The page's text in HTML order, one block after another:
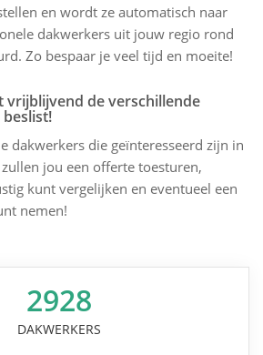
en wordt ze automatisch naar
dakwerkers uit jouw regio rond
Zo bespaar je veel tijd en moeite!
vrijblijvend de verschillende
dakwerkers die geïnteresseerd zijn in
jou een offerte toesturen,
kunt vergelijken en eventueel een
nemen!
2928
DAKWERKERS